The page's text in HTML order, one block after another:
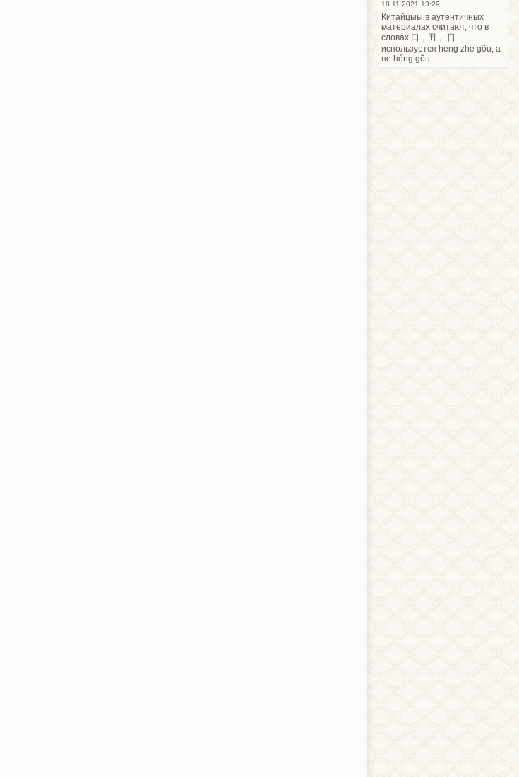
18.11.2021 13:29
Китайцыы в аутентичных
материалах считают, что в
словах 口，田， 日
используется héng zhé gõu, а
не héng gõu.